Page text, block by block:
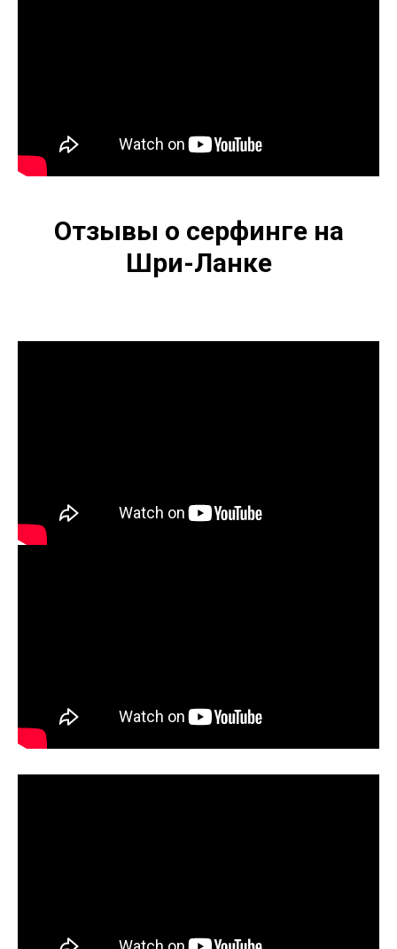
Отзывы о серфинге на
Шри-Ланке